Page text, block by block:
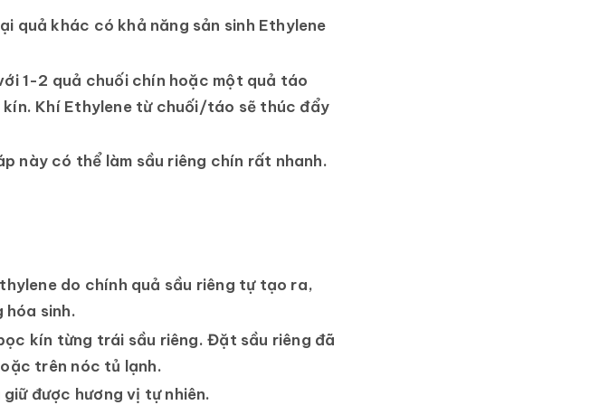
quả khác có khả năng sản sinh Ethylene
1-2 quả chuối chín hoặc một quả táo
Khí Ethylene từ chuối/táo sẽ thúc đẩy
này có thể làm sầu riêng chín rất nhanh.
do chính quả sầu riêng tự tạo ra,
hóa sinh.
kín từng trái sầu riêng. Đặt sầu riêng đã
trên nóc tủ lạnh.
được hương vị tự nhiên.